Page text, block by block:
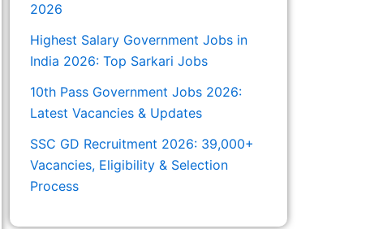
2026
Highest Salary Government Jobs in
India 2026: Top Sarkari Jobs
10th Pass Government Jobs 2026:
Latest Vacancies & Updates
SSC GD Recruitment 2026: 39,000+
Vacancies, Eligibility & Selection
Process